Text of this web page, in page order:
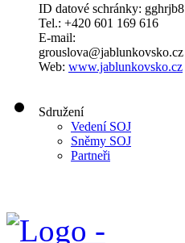
ID datové schránky: gghrjb8
Tel.: +420 601 169 616
E-mail:
grouslova@jablunkovsko.cz
Web: www.jablunkovsko.cz
Sdružení
Vedení SOJ
Sněmy SOJ
Partneři